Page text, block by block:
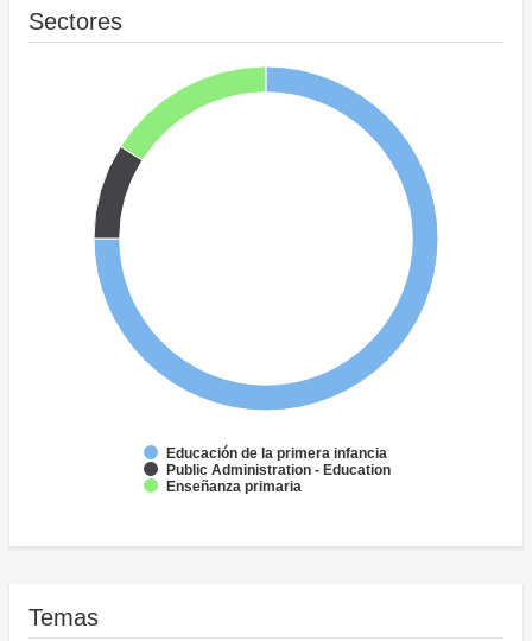
Sectores
Educación de la primera infancia
Public Administration - Education
Enseñanza primaria
Temas